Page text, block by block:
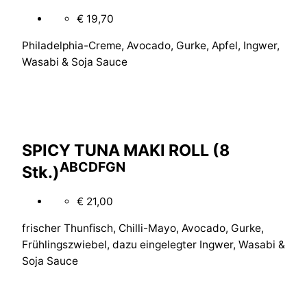
€ 19,70
Philadelphia-Creme, Avocado, Gurke, Apfel, Ingwer,
Wasabi & Soja Sauce
SPICY TUNA MAKI ROLL (8
Stk.)ABCDFGN
€ 21,00
frischer Thunﬁsch, Chilli-Mayo, Avocado, Gurke,
Frühlingszwiebel, dazu eingelegter Ingwer, Wasabi &
Soja Sauce